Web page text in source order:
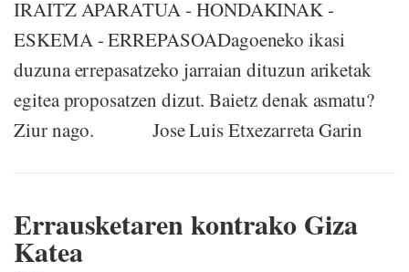
IRAITZ APARATUA - HONDAKINAK -
ESKEMA - ERREPASOADagoeneko ikasi
duzuna errepasatzeko jarraian dituzun ariketak
egitea proposatzen dizut. Baietz denak asmatu?
Ziur nago. Jose Luis Etxezarreta Garin
Errausketaren kontrako Giza
Katea